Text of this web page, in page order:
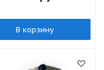
В корзину